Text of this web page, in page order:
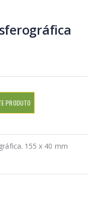
PRODUTO
155 x 40 mm